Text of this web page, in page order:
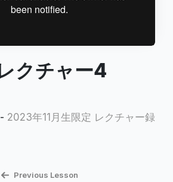
クチャー4
- 2023年11月生限定 レクチャー録
Previous Lesson